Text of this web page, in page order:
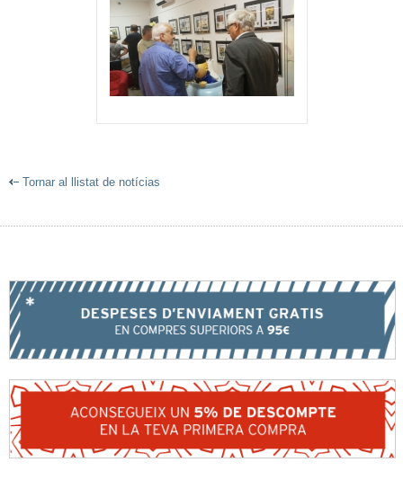
Tornar al llistat de notícias